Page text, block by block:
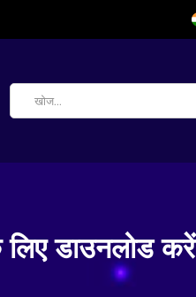
डाउनलोड करें